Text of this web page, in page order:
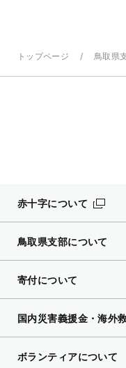
トップページ 鳥取県
赤十字について
鳥取県支部について
寄付について
国内災害義援金・海外
ボランティアについて